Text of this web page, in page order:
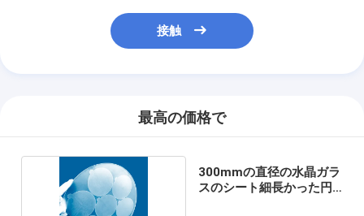
接触
最高の価格で
300mmの直径の水晶ガラ
スのシート細長かった円